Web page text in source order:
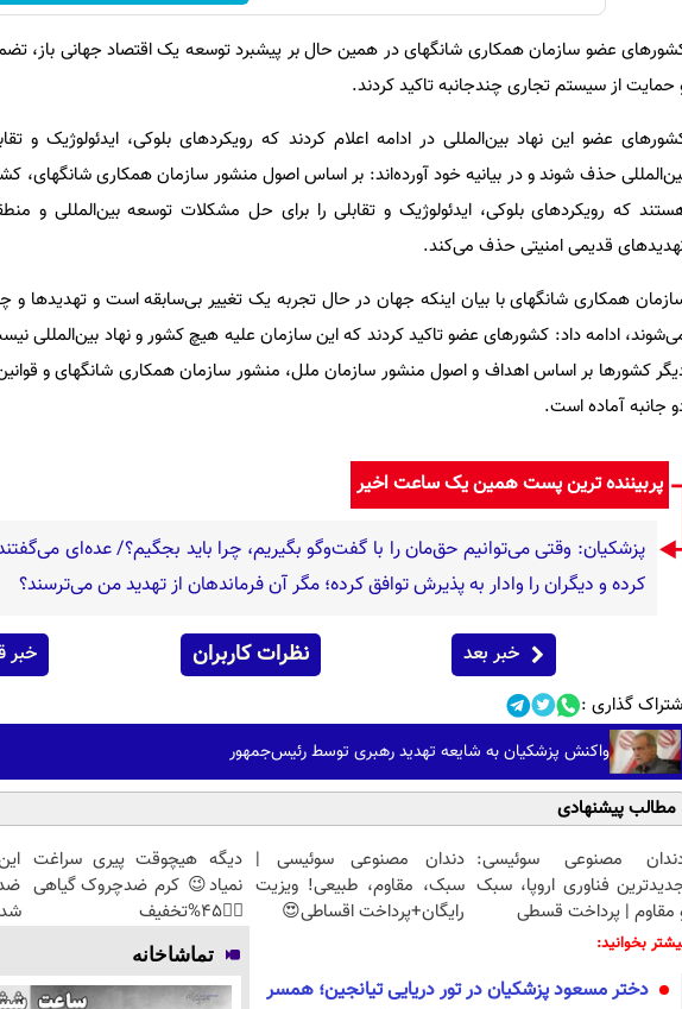
عضو سازمان همکاری شانگهای در همین حال بر پیشبرد توسعه یک اقتصاد جهانی باز،
حمایت از سیستم تجاری چندجانبه تاکید کردند.
عضو این نهاد بین‌المللی در ادامه اعلام کردند که رویکردهای بلوکی، ایدئولوژیک و
حذف شوند و در بیانیه خود آورده‌اند: بر اساس اصول منشور سازمان همکاری شانگهای،
که رویکردهای بلوکی، ایدئولوژیک و تقابلی را برای حل مشکلات توسعه بین‌المللی و
قدیمی امنیتی حذف می‌کند.
همکاری شانگهای با بیان اینکه جهان در حال تجربه یک تغییر بی‌سابقه است و تهدیدها و
ادامه داد: کشورهای عضو تاکید کردند که این سازمان علیه هیچ کشور و نهاد بین‌المللی
کشورها بر اساس اهداف و اصول منشور سازمان ملل، منشور سازمان همکاری شانگهای و قوانین
جانبه آماده است.
پربیننده ترین پست همین یک ساعت اخیر
پزشکیان: وقتی می‌توانیم حق‌مان را با گفت‌وگو بگیریم، چرا باید بجگیم؟/ عده‌ای
کرده و دیگران را وادار به پذیرش توافق کرده؛ مگر آن فرماندهان از تهدید من می‌ترسند؟
خبر بعد نظرات کاربران خبر
گذاری :
واکنش پزشکیان به شایعه تهدید رهبری توسط رئیس‌جمهور
مطالب پیشنهادی
مصنوعی سوئیسی:
فناوری اروپا، سبک
مقاوم | پرداخت قسطی
دندان مصنوعی سوئیسی |
سبک، مقاوم، طبیعی! ویزیت
رایگان+پرداخت اقساطی😍
دیگه هیچوقت پیری سراغت
نمیاد😉 کرم ضدچروک گیاهی
👈🏻45%تخفیف
بخوانید:
دختر مسعود پزشکیان در تور دریایی تیانجین؛ همسر
تماشاخانه